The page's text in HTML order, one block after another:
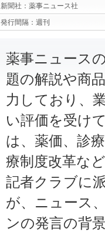
新聞社： 薬事ニュース社
発行間隔： 週刊
薬事ニュース
題の解説や商
力しており、
い評価を受け
は、薬価、診
療制度改革な
記者クラブに
が、ニュース
ンの発言の背